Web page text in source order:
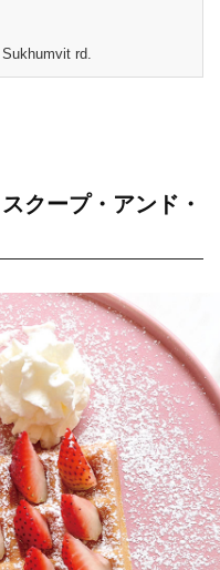
rd.
スクープ・アンド・